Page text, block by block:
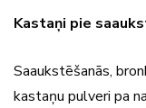
Kastaņi pie
Saaukstēšanās,
kastaņu pulveri pa